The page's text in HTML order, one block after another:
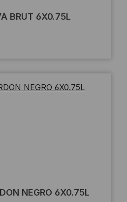
BRUT 6X0.75L
NEGRO 6X0.75L